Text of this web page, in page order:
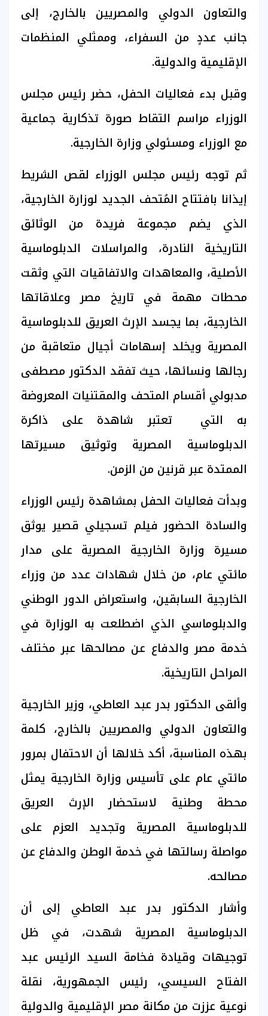
والتعاون الدولي والمصريين بالخارج، إلى
جانب عددٍ من السفراء، وممثلي المنظمات
الإقليمية والدولية.
وقبل بدء فعاليات الحفل، حضر رئيس مجلس
الوزراء مراسم التقاط صورة تذكارية جماعية
مع الوزراء ومسئولي وزارة الخارجية.
ثم توجه رئيس مجلس الوزراء لقص الشريط
إيذانا بافتتاح المُتحف الجديد لوزارة الخارجية،
الذي يضم مجموعة فريدة من الوثائق
التاريخية النادرة، والمراسلات الدبلوماسية
الأصلية، والمعاهدات والاتفاقيات التي وثقت
محطات مهمة في تاريخ مصر وعلاقاتها
الخارجية، بما يجسد الإرث العريق للدبلوماسية
المصرية ويخلد إسهامات أجيال متعاقبة من
رجالها ونسائها، حيث تفقد الدكتور مصطفى
مدبولي أقسام المتحف والمقتنيات المعروضة
به التي تعتبر شاهدة على ذاكرة
الدبلوماسية المصرية وتوثيق مسيرتها
الممتدة عبر قرنين من الزمن.
وبدأت فعاليات الحفل بمشاهدة رئيس الوزراء
والسادة الحضور فيلم تسجيلي قصير يوثق
مسيرة وزارة الخارجية المصرية على مدار
مائتي عام، من خلال شهادات عدد من وزراء
الخارجية السابقين، واستعراض الدور الوطني
والدبلوماسي الذي اضطلعت به الوزارة في
خدمة مصر والدفاع عن مصالحها عبر مختلف
المراحل التاريخية.
وألقى الدكتور بدر عبد العاطي، وزير الخارجية
والتعاون الدولي والمصريين بالخارج، كلمة
بهذه المناسبة، أكد خلالها أن الاحتفال بمرور
مائتي عام على تأسيس وزارة الخارجية يمثل
محطة وطنية لاستحضار الإرث العريق
للدبلوماسية المصرية وتجديد العزم على
مواصلة رسالتها في خدمة الوطن والدفاع عن
مصالحه.
وأشار الدكتور بدر عبد العاطي إلى أن
الدبلوماسية المصرية شهدت، في ظل
توجيهات وقيادة فخامة السيد الرئيس عبد
الفتاح السيسي، رئيس الجمهورية، نقلة
نوعية عززت من مكانة مصر الإقليمية والدولية